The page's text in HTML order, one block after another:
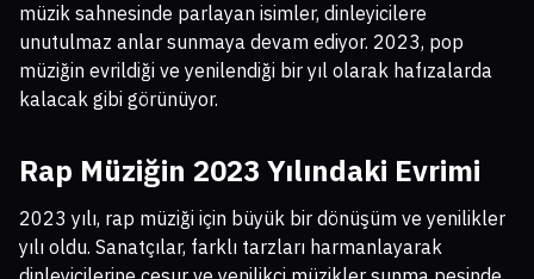
müzik sahnesinde parlayan isimler, dinleyicilere
unutulmaz anlar sunmaya devam ediyor. 2023, pop
müziğin evrildiği ve yenilendiği bir yıl olarak hafızalarda
kalacak gibi görünüyor.
Rap Müziğin 2023 Yılındaki Evrimi
2023 yılı, rap müziği için büyük bir dönüşüm ve yenilikler
yılı oldu. Sanatçılar, farklı tarzları harmanlayarak